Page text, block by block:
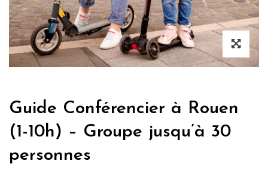
Guide Conférencier à Rouen
(1-10h) – Groupe jusqu’à 30
personnes